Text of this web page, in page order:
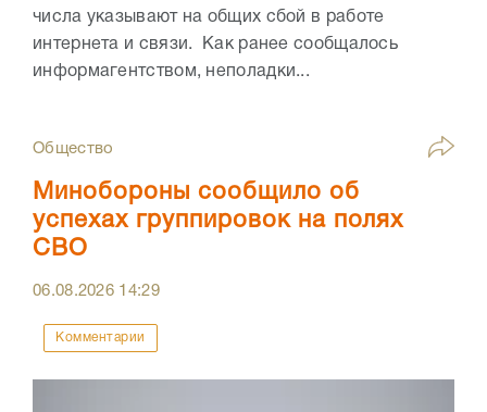
числа указывают на общих сбой в работе
интернета и связи. Как ранее сообщалось
информагентством, неполадки...
Общество
Минобороны сообщило об
успехах группировок на полях
СВО
06.08.2026 14:29
Комментарии